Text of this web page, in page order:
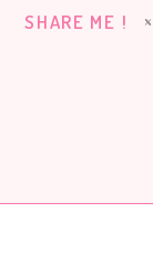
SHARE ME !